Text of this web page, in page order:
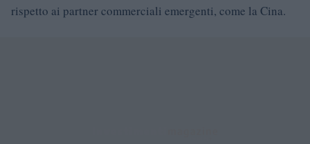
rispetto ai partner commerciali emergenti, come la Cina.